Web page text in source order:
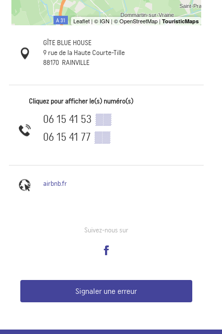
GÎTE BLUE HOUSE
9 rue de la Haute Courte-Tille
88170 RAINVILLE
Cliquez pour afficher le(s) numéro(s)
06 15 41 53 ▒▒
06 15 41 77 ▒▒
airbnb.fr
Suivez-nous sur
Signaler une erreur